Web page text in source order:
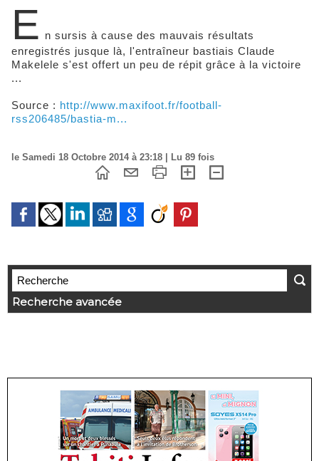
E n sursis à cause des mauvais résultats
enregistrés jusque là, l'entraîneur bastiais Claude
Makelele s'est offert un peu de répit grâce à la victoire
...
Source : http://www.maxifoot.fr/football-
rss206485/bastia-m...
le Samedi 18 Octobre 2014 à 23:18 | Lu 89 fois
Recherche avancée